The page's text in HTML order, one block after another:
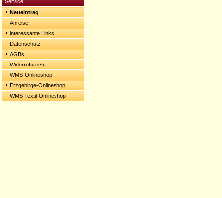
Service
Neueintrag
Anreise
interessante Links
Datenschutz
AGBs
Widerrufsrecht
WMS-Onlineshop
Erzgebirge-Onlineshop
WMS Textil-Onlineshop